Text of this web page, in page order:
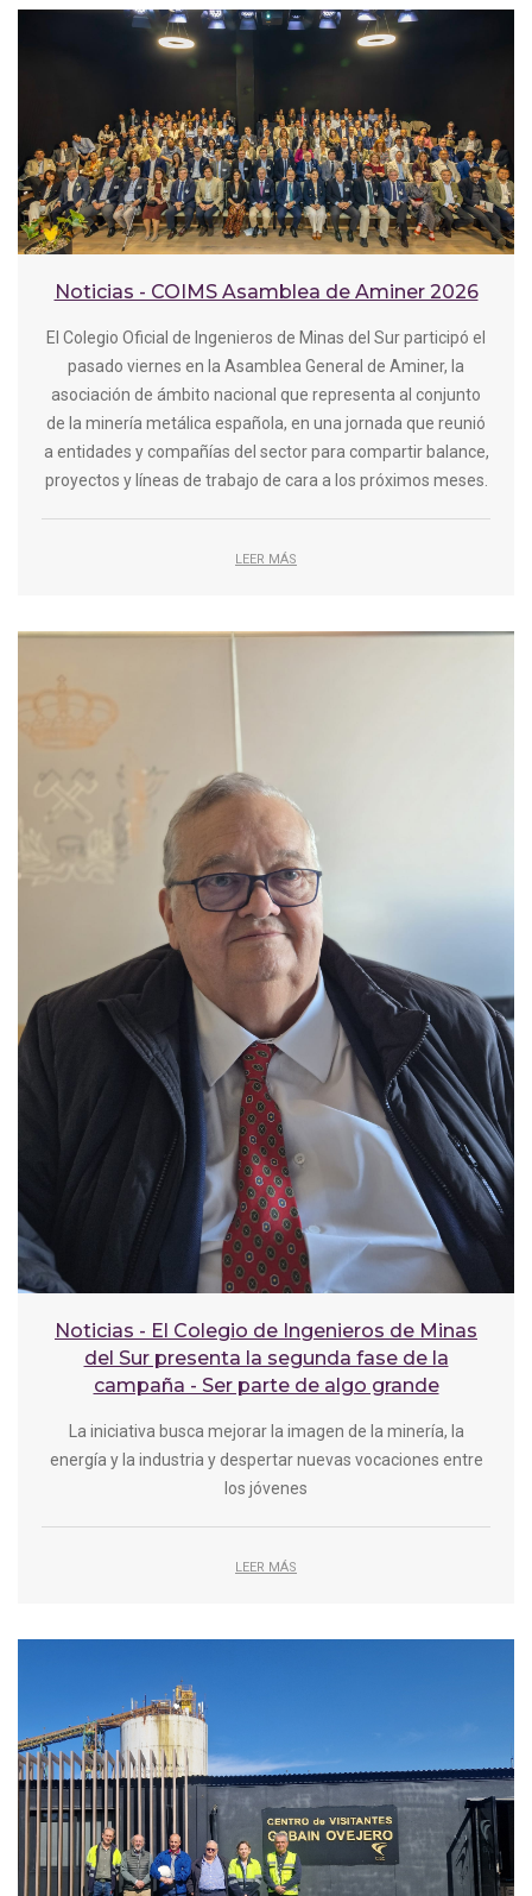
Noticias - COIMS Asamblea de Aminer 2026
El Colegio Oficial de Ingenieros de Minas del Sur participó el
pasado viernes en la Asamblea General de Aminer, la
asociación de ámbito nacional que representa al conjunto
de la minería metálica española, en una jornada que reunió
a entidades y compañías del sector para compartir balance,
proyectos y líneas de trabajo de cara a los próximos meses.
LEER MÁS
Noticias - El Colegio de Ingenieros de Minas
del Sur presenta la segunda fase de la
campaña - Ser parte de algo grande
La iniciativa busca mejorar la imagen de la minería, la
energía y la industria y despertar nuevas vocaciones entre
los jóvenes
LEER MÁS